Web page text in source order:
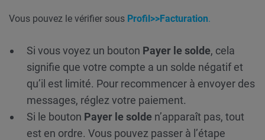
Vous pouvez le vérifier sous Profil>>Facturation.
Si vous voyez un bouton Payer le solde, cela
signifie que votre compte a un solde négatif et
qu’il est limité. Pour recommencer à envoyer des
messages, réglez votre paiement.
Si le bouton Payer le solde n’apparaît pas, tout
est en ordre. Vous pouvez passer à l’étape